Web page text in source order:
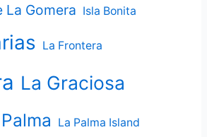
La Gomera Isla Bonita
La Frontera
La Graciosa
La Palma Island